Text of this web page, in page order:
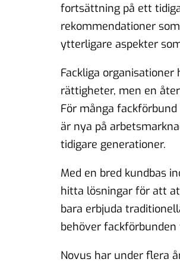
fortsättning på ett
rekommendationer
ytterligare aspekter
Fackliga
rättigheter, men en
För många
är nya på
tidigare generationer.
Med en bred kundbas
hitta lösningar för att
bara erbjuda
behöver
Novus har under flera